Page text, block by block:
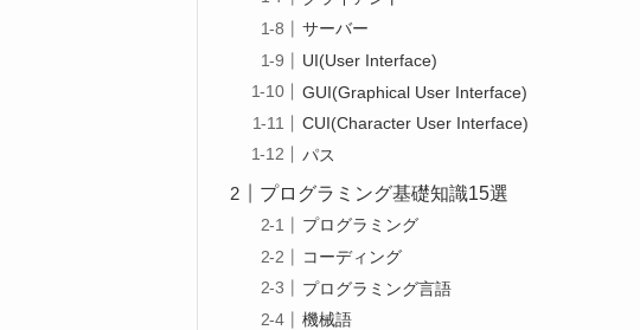
サーバー
UI(User Interface)
GUI(Graphical User Interface)
CUI(Character User Interface)
パス
プログラミング基礎知識15選
プログラミング
コーディング
プログラミング言語
機械語